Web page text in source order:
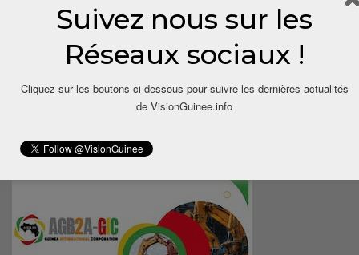
Suivez nous sur les
Réseaux sociaux !
Cliquez sur les boutons ci-dessous pour suivre les dernières actualités
de VisionGuinee.info